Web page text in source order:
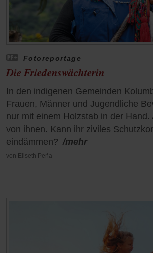
Fotoreportage
Die Friedenswächterin
In den indigenen Gemeinden
Frauen, Männer und Jugendliche
nur mit einem Holzstab in der
von ihnen. Kann ihr ziviles
eindämmen? /mehr
von Eliseth Peña